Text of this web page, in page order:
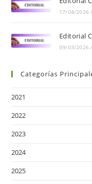
17/04/2026 /
Editorial
09/03/2026 /
Categorías
2021
2022
2023
2024
2025